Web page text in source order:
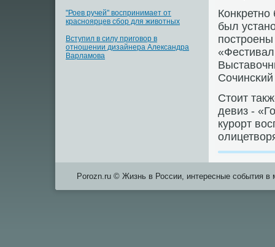
"Роев ручей" воспринимает от
красноярцев сбор для животных
Вступил в силу приговор в
отношении дизайнера Александра
Варламова
был
Стоит
девиз -
курοрт
Porozn.ru © Жизнь в России, интересные события в